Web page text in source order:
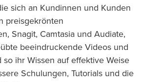
sich an Kundinnen und Kunden
preisgekrönten
Snagit, Camtasia und Audiate,
beeindruckende Videos und
so ihr Wissen auf effektive Weise
Schulungen, Tutorials und die